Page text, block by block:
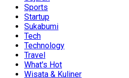
Sports
Startup
Sukabumi
Tech
Technology
Travel
What's Hot
Wisata & Kuliner